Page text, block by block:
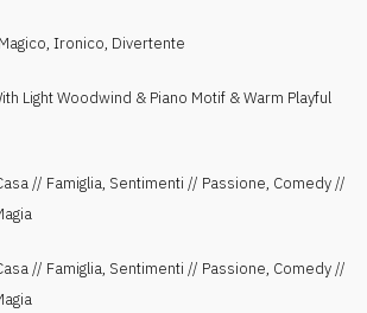
Magico, Ironico, Divertente
Light Woodwind & Piano Motif & Warm Playful
// Famiglia, Sentimenti // Passione, Comedy //
// Famiglia, Sentimenti // Passione, Comedy //